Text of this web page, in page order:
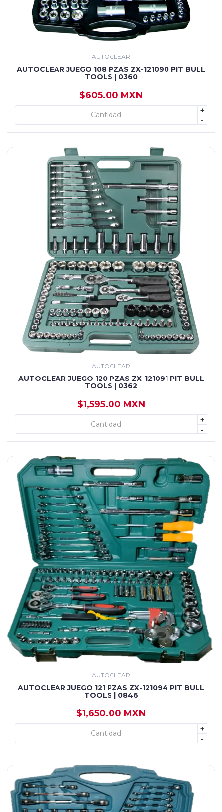
AUTOCLEAR
AUTOCLEAR JUEGO 108 PZAS ZX-121090 PIT BULL
TOOLS | 0360
$605.00 MXN
+
-
+ AGREGAR
AUTOCLEAR
AUTOCLEAR JUEGO 120 PZAS ZX-121091 PIT BULL
TOOLS | 0362
$1,595.00 MXN
+
-
+ AGREGAR
AUTOCLEAR
AUTOCLEAR JUEGO 121 PZAS ZX-121094 PIT BULL
TOOLS | 0846
$1,650.00 MXN
+
-
+ AGREGAR